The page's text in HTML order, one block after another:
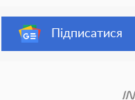
Підписатися